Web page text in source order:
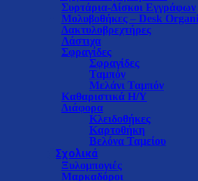
Συρτάρια-Δίσκοι Eγγράφων
Μολυβοθήκες – Desk
Δακτυλοβρεχτήρες
Λάστιχα
Σφραγίδες
Σφραγίδες
Ταμπόν
Μελάνι Ταμπόν
Καθαριστικά Η/Υ
Διάφορα
Κλειδοθήκες
Καρτοθήκη
Βελόνα Ταμείου
Σχολικά
Ξυλομπογιές
Μαρκαδόροι